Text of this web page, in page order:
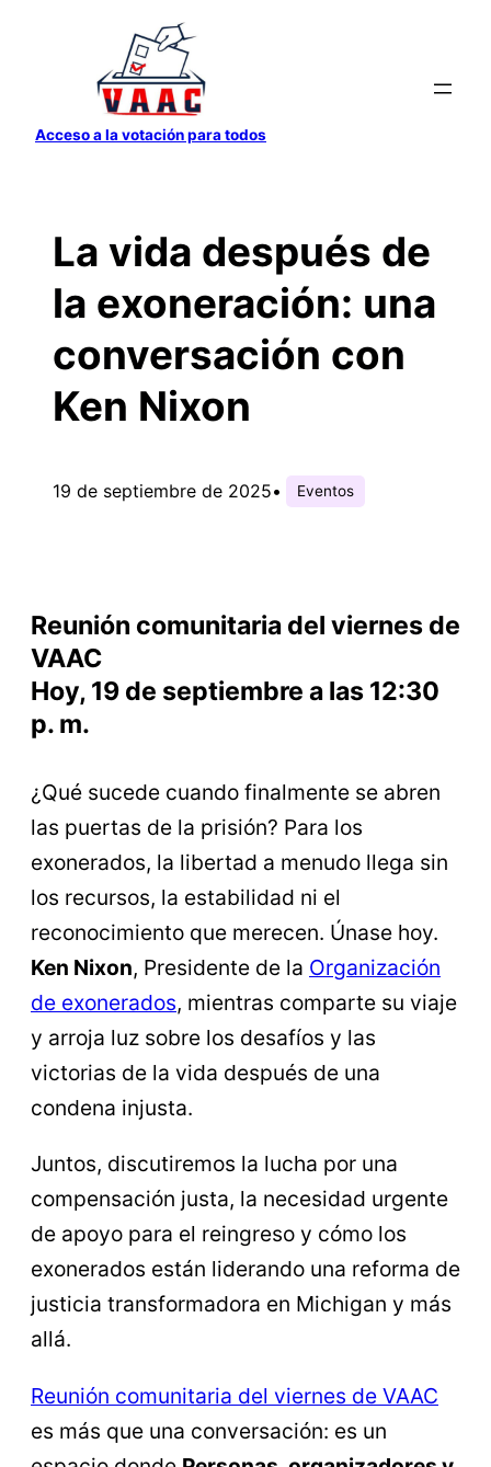
contenido
Acceso a la votación para todos
La vida después de
la exoneración: una
conversación con
Ken Nixon
19 de septiembre de 2025• Eventos
Reunión comunitaria del viernes de
VAAC
Hoy, 19 de septiembre a las 12:30
p. m.
¿Qué sucede cuando finalmente se abren
las puertas de la prisión? Para los
exonerados, la libertad a menudo llega sin
los recursos, la estabilidad ni el
reconocimiento que merecen. Únase hoy.
Ken Nixon, Presidente de la Organización
de exonerados, mientras comparte su viaje
y arroja luz sobre los desafíos y las
victorias de la vida después de una
condena injusta.
Juntos, discutiremos la lucha por una
compensación justa, la necesidad urgente
de apoyo para el reingreso y cómo los
exonerados están liderando una reforma de
justicia transformadora en Michigan y más
allá.
Reunión comunitaria del viernes de VAAC
es más que una conversación: es un